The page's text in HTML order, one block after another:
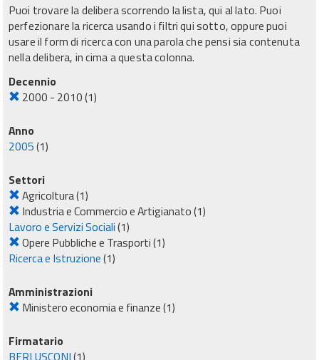
Puoi trovare la delibera scorrendo la lista, qui al lato. Puoi
perfezionare la ricerca usando i filtri qui sotto, oppure puoi
usare il form di ricerca con una parola che pensi sia contenuta
nella delibera, in cima a questa colonna.
Decennio
2000 - 2010(1)
Anno
2005(1)
Settori
Agricoltura(1)
Industria e Commercio e Artigianato(1)
Lavoro e Servizi Sociali(1)
Opere Pubbliche e Trasporti(1)
Ricerca e Istruzione(1)
Amministrazioni
Ministero economia e finanze(1)
Firmatario
BERLUSCONI(1)